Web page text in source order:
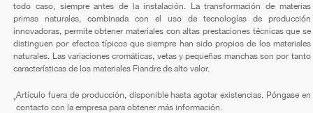
todo caso, siempre antes de la instalación. La transformación de materias
primas naturales, combinada con el uso de tecnologías de producción
innovadoras, permite obtener materiales con altas prestaciones técnicas que se
distinguen por efectos típicos que siempre han sido propios de los materiales
naturales. Las variaciones cromáticas, vetas y pequeñas manchas son por tanto
características de los materiales Fiandre de alto valor.
*
Artículo fuera de producción, disponible hasta agotar existencias. Póngase en
contacto con la empresa para obtener más información.